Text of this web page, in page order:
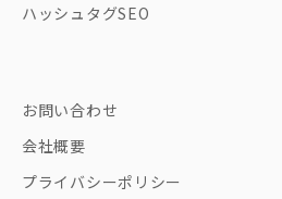
ハッシュタグSEO
お問い合わせ
会社概要
プライバシーポリシー